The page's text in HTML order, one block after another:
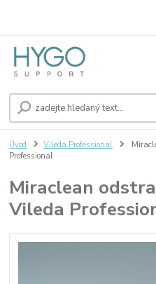
Úvod Vileda Professional
Professional
Miraclean
Vileda